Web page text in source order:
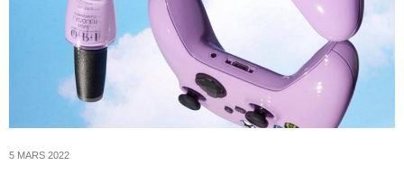
5 MARS 2022